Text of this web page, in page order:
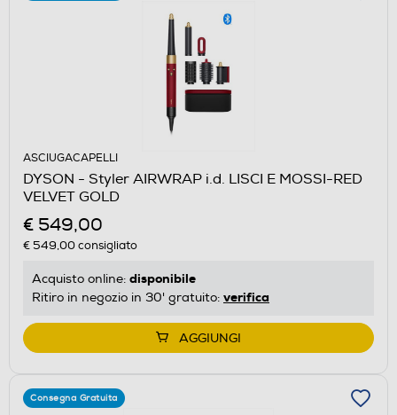
ASCIUGACAPELLI
DYSON - Styler AIRWRAP i.d. LISCI E MOSSI-RED
VELVET GOLD
€ 549,00
€ 549,00consigliato
Acquisto online: disponibile
Ritiro in negozio in 30' gratuito: verifica
AGGIUNGI
Consegna Gratuita